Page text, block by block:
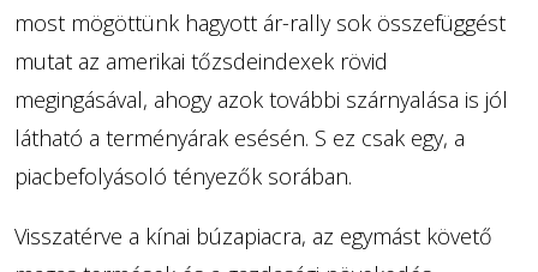
most mögöttünk hagyott ár-rally sok összefüggést
mutat az amerikai tőzsdeindexek rövid
megingásával, ahogy azok további szárnyalása is jól
látható a terményárak esésén. S ez csak egy, a
piacbefolyásoló tényezők sorában.
Visszatérve a kínai búzapiacra, az egymást követő